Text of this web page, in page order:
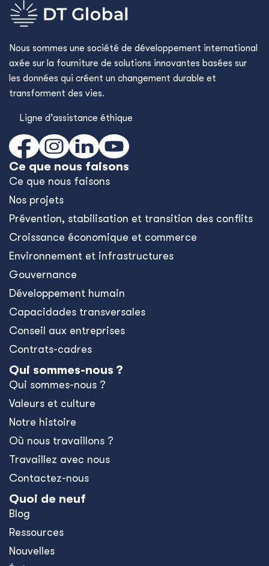
Nous sommes une société de développement international
axée sur la fourniture de solutions innovantes basées sur
les données qui créent un changement durable et
transforment des vies.
Ligne d’assistance éthique
Ce que nous faisons
Ce que nous faisons
Nos projets
Prévention, stabilisation et transition des conflits
Croissance économique et commerce
Environnement et infrastructures
Gouvernance
Développement humain
Capacidades transversales
Conseil aux entreprises
Contrats-cadres
Qui sommes-nous ?
Qui sommes-nous ?
Valeurs et culture
Notre histoire
Où nous travaillons ?
Travaillez avec nous
Contactez-nous
Quoi de neuf
Blog
Ressources
Nouvelles